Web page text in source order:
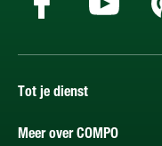
Tot je dienst
Meer over COMPO